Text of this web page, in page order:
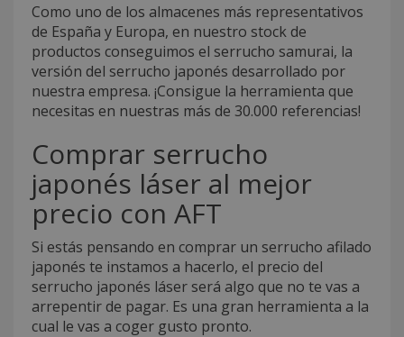
Como uno de los almacenes más representativos
de España y Europa, en nuestro stock de
productos conseguimos el serrucho samurai, la
versión del serrucho japonés desarrollado por
nuestra empresa. ¡Consigue la herramienta que
necesitas en nuestras más de 30.000 referencias!
Comprar serrucho
japonés láser al mejor
precio con AFT
Si estás pensando en comprar un serrucho afilado
japonés te instamos a hacerlo, el precio del
serrucho japonés láser será algo que no te vas a
arrepentir de pagar. Es una gran herramienta a la
cual le vas a coger gusto pronto.